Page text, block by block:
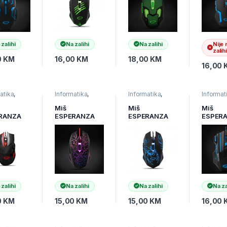
zalihi
KM
ergonomic,
EGM209G
Na zalihi
16,00 KM
2400dpi,
GREEN,
ergonomic,
EGM207G
Na zalihi
18,00 KM
Nije
zalihi
16,00
,
RED,
click,
zalihi
KM
Informatika,
Računarska
periferija
Miš
ESPERANZA
GAMING
LIGHTNING 6D
MX211,
2400dpi,
ergonomic,
EGM211R
Na zalihi
15,00 KM
Informatika,
Računarska
periferija
Miš
ESPERANZA
SCORPIO 6D
MX203 ,
2400dpi,
ergonomic,
EGM203B
Na zalihi
15,00 KM
periferija
Miš
7D
blue,
Na
16,00